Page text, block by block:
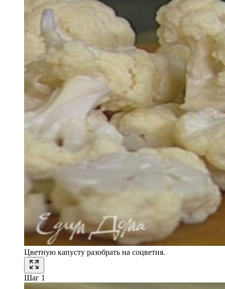
Цветную капусту разобрать на соцветия.
Шаг 1